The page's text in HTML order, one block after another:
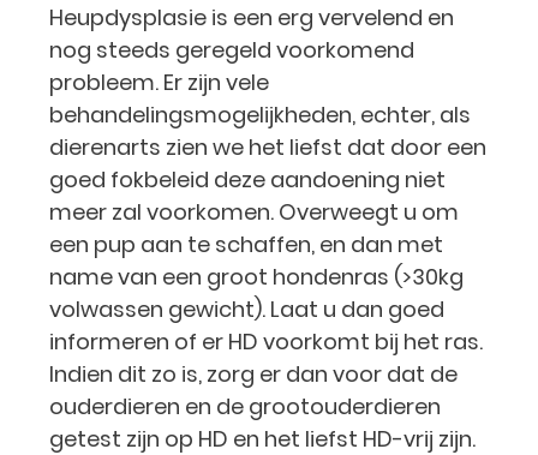
Heupdysplasie is een erg vervelend en
nog steeds geregeld voorkomend
probleem. Er zijn vele
behandelingsmogelijkheden, echter, als
dierenarts zien we het liefst dat door een
goed fokbeleid deze aandoening niet
meer zal voorkomen. Overweegt u om
een pup aan te schaffen, en dan met
name van een groot hondenras (>30kg
volwassen gewicht). Laat u dan goed
informeren of er HD voorkomt bij het ras.
Indien dit zo is, zorg er dan voor dat de
ouderdieren en de grootouderdieren
getest zijn op HD en het liefst HD-vrij zijn.